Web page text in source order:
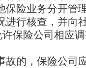
险业务分开管
行核查，并向
保险公司相应调
的，保险公司